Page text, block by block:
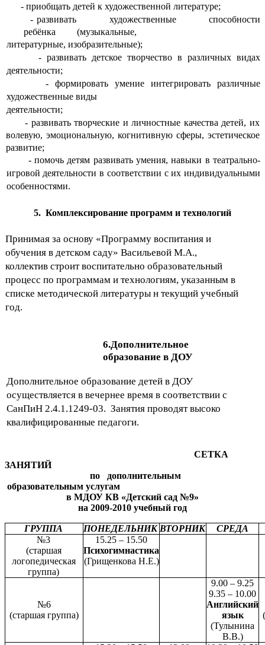
- приобщать детей к художественной литературе;
- развивать художественные способности
ребёнка (музыкальные,
литературные, изобразительные);
- развивать детское творчество в различных видах
деятельности;
- формировать умение интегрировать различные
художественные виды
деятельности;
- развивать творческие и личностные качества детей, их
волевую, эмоциональную, когнитивную сферы, эстетическое
развитие;
- помочь детям развивать умения, навыки в театрально-
игровой деятельности в соответствии с их индивидуальными
особенностями.
5. Комплексирование программ и технологий
Принимая за основу «Программу воспитания и
обучения в детском саду» Васильевой М.А.,
коллектив строит воспитательно образовательный
процесс по программам и технологиям, указанным в
списке методической литературы н текущий учебный
год.
6.Дополнительное
образование в ДОУ
Дополнительное образование детей в ДОУ
осуществляется в вечернее время в соответствии с
СанПиН 2.4.1.1249-03. Занятия проводят высоко
квалифицированные педагоги.
СЕТКА
ЗАНЯТИЙ
по дополнительным
образовательным услугам
в МДОУ КВ «Детский сад №9»
на 2009-2010 учебный год
ГРУППА ПОНЕДЕЛЬНИК ВТОРНИК
СРЕДА
№3
(старшая
логопедическая
группа)
15.25 – 15.50
Психогимнастика
(Грищенкова Н.Е.)
№6
(старшая группа)
9.00 – 9.25
9.35 – 10.00
Английский
язык
(Тулынина
В.В.)